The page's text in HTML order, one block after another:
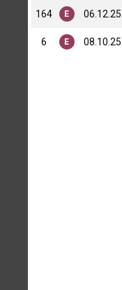
164 E 06.12.25
6 E 08.10.25